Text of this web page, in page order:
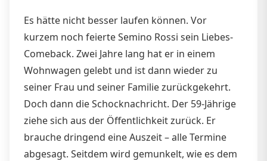
Es hätte nicht besser laufen können. Vor
kurzem noch feierte Semino Rossi sein Liebes-
Comeback. Zwei Jahre lang hat er in einem
Wohnwagen gelebt und ist dann wieder zu
seiner Frau und seiner Familie zurückgekehrt.
Doch dann die Schocknachricht. Der 59-Jährige
ziehe sich aus der Öffentlichkeit zurück. Er
brauche dringend eine Auszeit – alle Termine
abgesagt. Seitdem wird gemunkelt, wie es dem